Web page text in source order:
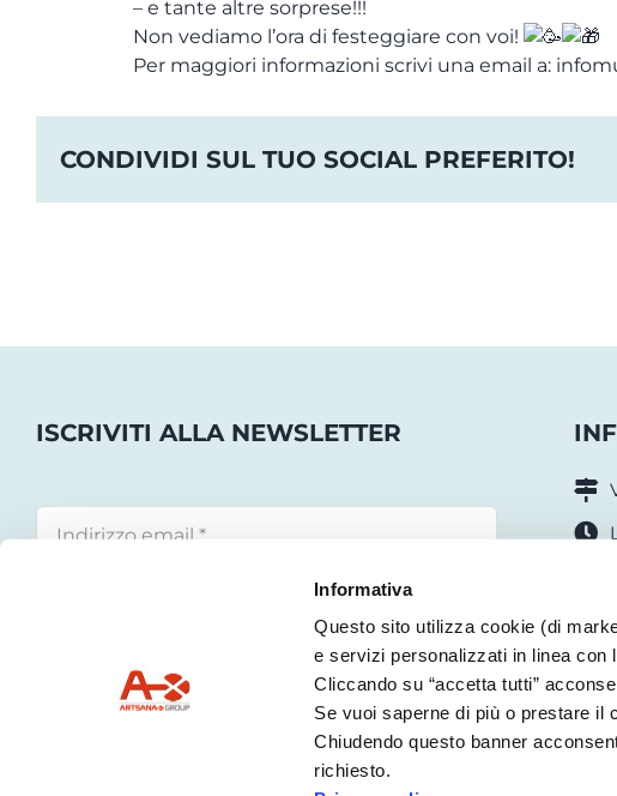
Informativa
Questo sito utilizza cookie (di
e servizi personalizzati in linea con
Cliccando su “accetta tutti”
Se vuoi saperne di più o prestare il
Chiudendo questo banner
richiesto.
– e tante altre sorprese!!!
Non vediamo l’ora di festeggiare con voi!
Per maggiori informazioni scrivi una email a:
CONDIVIDI SUL TUO SOCIAL PREFERITO!
ISCRIVITI ALLA NEWSLETTER
Dichiaro di aver letto e accettato la privacy policy